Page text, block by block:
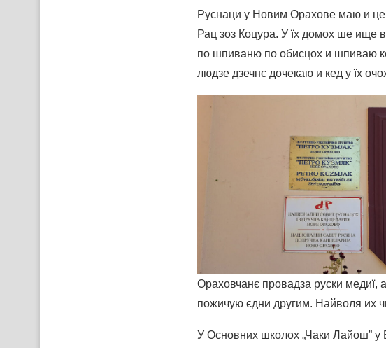
Руснаци у Новим Орахове маю и
Рац зоз Коцура. У їх домох ше ище
по шпиваню по обисцох и шпиваю
людзе дзечнє дочекаю и кед у їх
Ораховчанє провадза руски медиї,
пожичую єдни другим. Найволя их
У Основних школох „Чаки Лайош” у